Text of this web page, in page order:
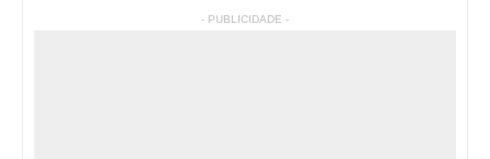
- PUBLICIDADE -